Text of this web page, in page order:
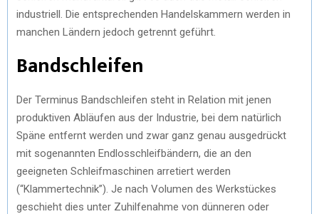
industriell. Die entsprechenden Handelskammern werden in
manchen Ländern jedoch getrennt geführt.
Bandschleifen
Der Terminus Bandschleifen steht in Relation mit jenen
produktiven Abläufen aus der Industrie, bei dem natürlich
Späne entfernt werden und zwar ganz genau ausgedrückt
mit sogenannten Endlosschleifbändern, die an den
geeigneten Schleifmaschinen arretiert werden
(“Klammertechnik”). Je nach Volumen des Werkstückes
geschieht dies unter Zuhilfenahme von dünneren oder